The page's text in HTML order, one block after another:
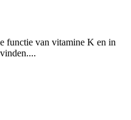
functie van vitamine K en in